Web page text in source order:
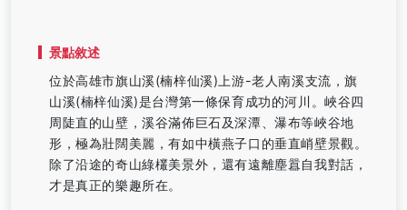
景點敘述
位於高雄市旗山溪(楠梓仙溪)上游-老人南溪支流，旗
山溪(楠梓仙溪)是台灣第一條保育成功的河川。峽谷四
周陡直的山壁，溪谷滿佈巨石及深潭、瀑布等峽谷地
形，極為壯闊美麗，有如中橫燕子口的垂直峭壁景觀。
除了沿途的奇山綠欉美景外，還有遠離塵囂自我對話，
才是真正的樂趣所在。